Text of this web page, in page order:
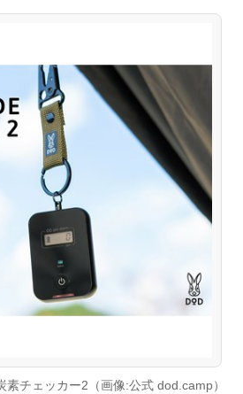
素チェッカー2（画像:公式 dod.camp）